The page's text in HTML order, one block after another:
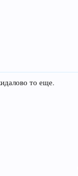
то еще.